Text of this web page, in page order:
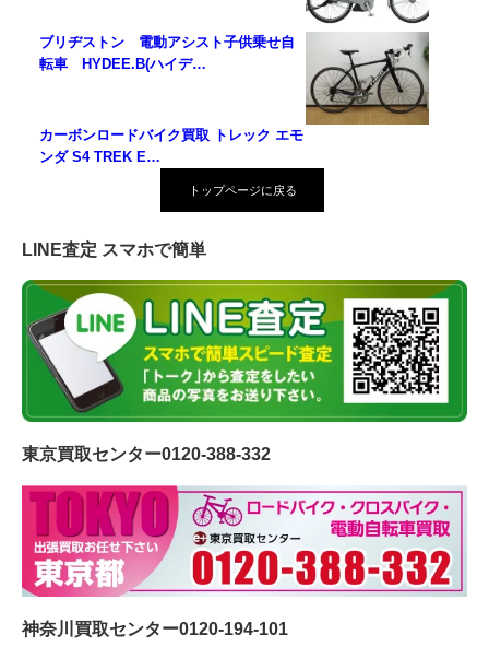
ブリヂストン 電動アシスト子供乗せ自
転車 HYDEE.B(ハイデ…
カーボンロードバイク買取 トレック エモ
ンダ S4 TREK E…
トップページに戻る
LINE査定 スマホで簡単
東京買取センター0120-388-332
神奈川買取センター0120-194-101